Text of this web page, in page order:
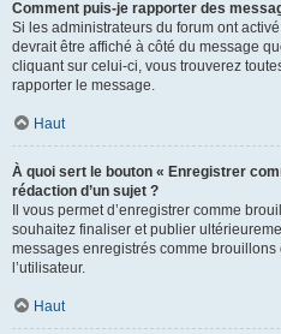
Comment puis-je rapporter des
Si les administrateurs du forum ont
devrait être affiché à côté du message
cliquant sur celui-ci, vous trouverez
rapporter le message.
Haut
À quoi sert le bouton « Enregistrer
rédaction d’un sujet ?
Il vous permet d’enregistrer comme
souhaitez finaliser et publier
messages enregistrés comme
l’utilisateur.
Haut